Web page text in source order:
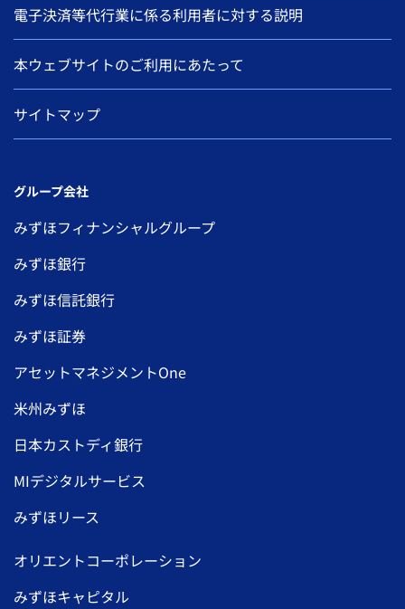
電子決済等代行業に係る利用者に対する説明
本ウェブサイトのご利用にあたって
サイトマップ
グループ会社
みずほフィナンシャルグループ
みずほ銀行
みずほ信託銀行
みずほ証券
アセットマネジメントOne
米州みずほ
日本カストディ銀行
MIデジタルサービス
みずほリース
オリエントコーポレーション
みずほキャピタル